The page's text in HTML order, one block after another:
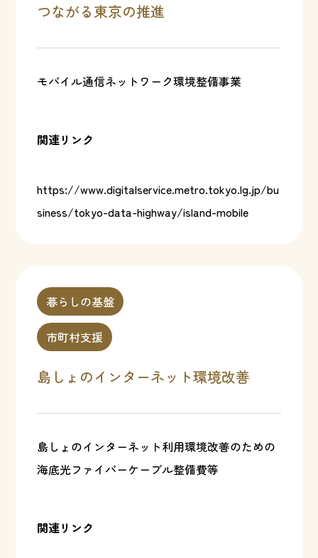
つながる東京の推進
モバイル通信ネットワーク環境整備事業
関連リンク
https://www.digitalservice.metro.tokyo.lg.jp/bu
siness/tokyo-data-highway/island-mobile
暮らしの基盤
市町村支援
島しょのインターネット環境改善
島しょのインターネット利用環境改善のための
海底光ファイバーケーブル整備費等
関連リンク